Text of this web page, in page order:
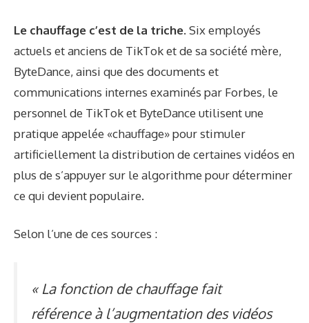
Le chauffage c’est de la triche. Six employés
actuels et anciens de TikTok et de sa société mère,
ByteDance, ainsi que des documents et
communications internes examinés par Forbes, le
personnel de TikTok et ByteDance utilisent une
pratique appelée «chauffage» pour stimuler
artificiellement la distribution de certaines vidéos en
plus de s’appuyer sur le algorithme pour déterminer
ce qui devient populaire.
Selon l’une de ces sources :
« La fonction de chauffage fait
référence à l’augmentation des vidéos